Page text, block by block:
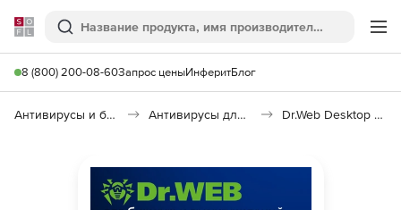
Softline
Поиск
8 (800) 200-08-60Запрос ценыИнферитБлог
Антивирусы и безопасность Антивирусы для организаций Dr.Web Desktop Security Suite